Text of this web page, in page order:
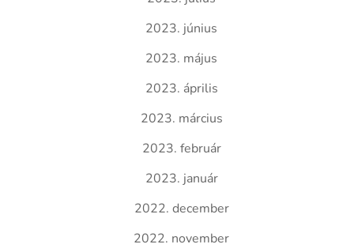
2023. június
2023. május
2023. április
2023. március
2023. február
2023. január
2022. december
2022. november